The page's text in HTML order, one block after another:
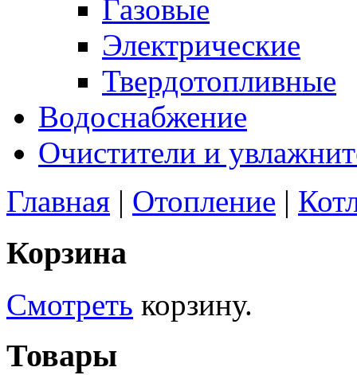
Газовые
Электрические
Твердотопливные
Водоснабжение
Очистители и
Главная | Отопление |
Корзина
Смотреть корзину.
Товары